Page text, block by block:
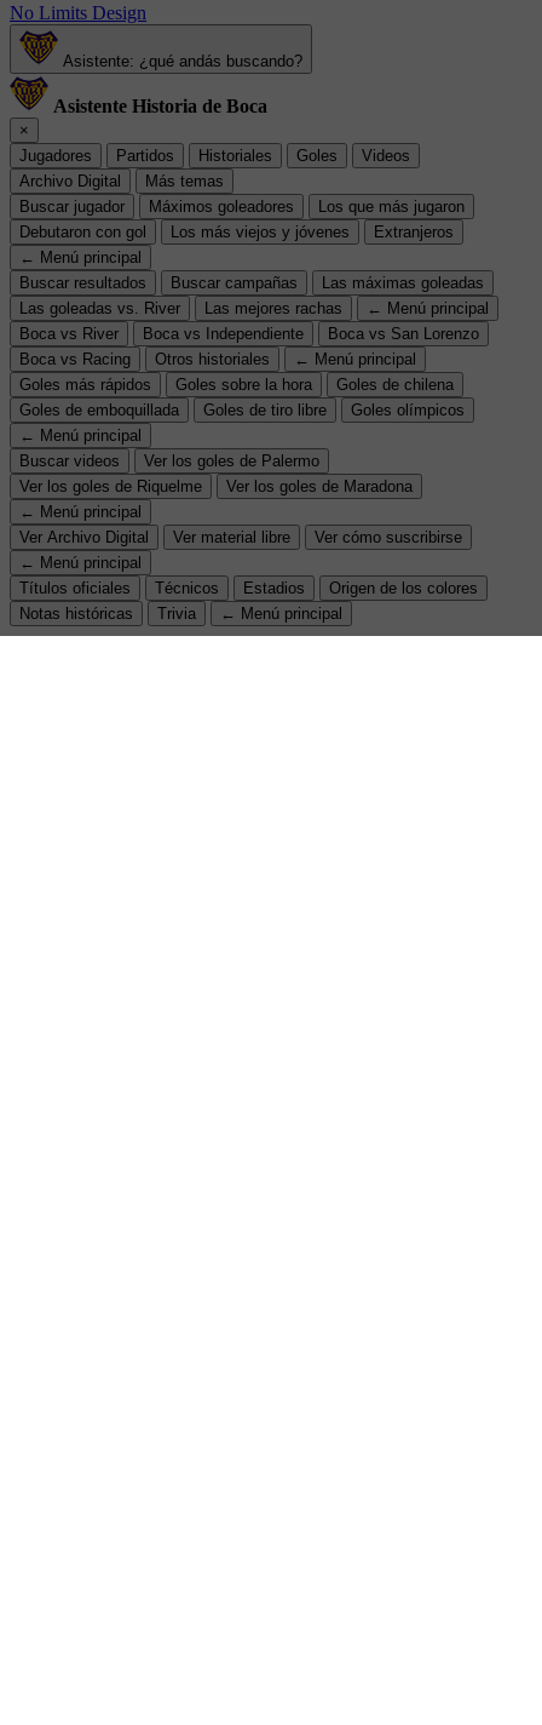
No Limits Design
Asistente: ¿qué andás buscando?
Asistente Historia de Boca
×
Jugadores
Partidos Historiales Goles
Videos
Archivo Digital
Más temas
Buscar jugador
Máximos goleadores
Los que más jugaron
Debutaron con gol
Los más viejos y jóvenes
Extranjeros
← Menú principal
Buscar resultados
Buscar campañas
Las máximas goleadas
Las goleadas vs. River
Las mejores rachas
← Menú principal
Boca vs River
Boca vs Independiente
Boca vs San Lorenzo
Boca vs Racing
Otros historiales
← Menú principal
Goles más rápidos
Goles sobre la hora
Goles de chilena
Goles de emboquillada
Goles de tiro libre
Goles olímpicos
← Menú principal
Buscar videos
Ver los goles de Palermo
Ver los goles de Riquelme
Ver los goles de Maradona
← Menú principal
Ver Archivo Digital
Ver material libre
Ver cómo suscribirse
← Menú principal
Títulos oficiales
Técnicos Estadios
Origen de los colores
Notas históricas
Trivia ← Menú principal